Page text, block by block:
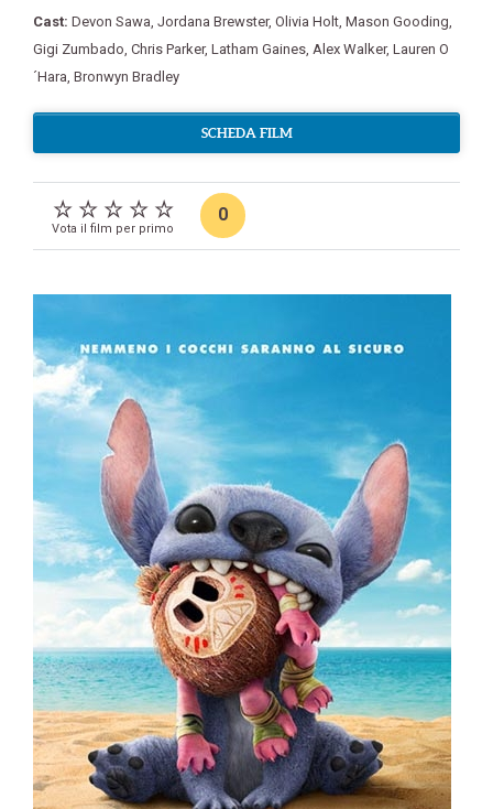
Cast: Devon Sawa Jordana Brewster, Olivia Holt Mason Gooding
Gigi Zumbado Chris Parker, Latham Gaines Alex Walker, Lauren O
´Hara Bronwyn Bradley
SCHEDA FILM
Vota il film per primo
0